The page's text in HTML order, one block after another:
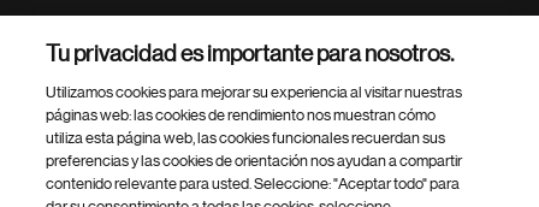
Footer Site Search
Tu privacidad es importante para nosotros.
Utilizamos cookies para mejorar su experiencia al visitar nuestras
páginas web: las cookies de rendimiento nos muestran cómo
utiliza esta página web, las cookies funcionales recuerdan sus
preferencias y las cookies de orientación nos ayudan a compartir
contenido relevante para usted. Seleccione: "Aceptar todo" para